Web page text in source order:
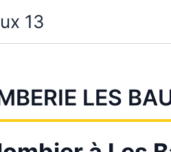
13
LES